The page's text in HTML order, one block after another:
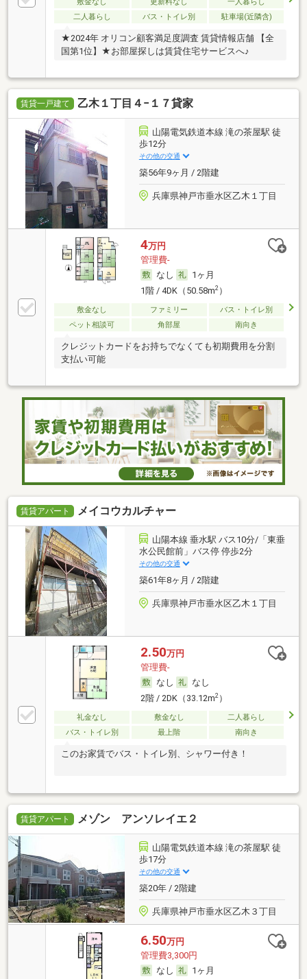
二人暮らし
バス・トイレ別 駐車場(近隣含)
★2024年 オリコン顧客満足度調査 賃貸情報店舗 【全
国第1位】★お部屋探しは賃貸住宅サービスへ♪
賃貸一戸建て 乙木１丁目４−１７貸家
山陽電気鉄道本線 滝の茶屋駅 徒
歩12分
その他の交通
築56年9ヶ月 / 2階建
兵庫県神戸市垂水区乙木１丁目
4万円
管理費-
なし
1ヶ月
1階 / 4DK（50.58m2）
敷金なし ファミリー
バス・トイレ別
ペット相談可
角部屋 南向き
クレジットカードをお持ちでなくても初期費用を分割
支払い可能
賃貸アパート メイコウカルチャー
山陽本線 垂水駅 バス10分/「東垂
水公民館前」バス停 停歩2分
その他の交通
築61年8ヶ月 / 2階建
兵庫県神戸市垂水区乙木１丁目
2.50万円
管理費-
なし
なし
2階 / 2DK（33.12m2）
礼金なし 敷金なし
二人暮らし
バス・トイレ別
最上階 南向き
このお家賃でバス・トイレ別、シャワー付き！
賃貸アパート メゾン アンソレイエ２
山陽電気鉄道本線 滝の茶屋駅 徒
歩17分
その他の交通
築20年 / 2階建
兵庫県神戸市垂水区乙木３丁目
6.50万円
管理費3,300円
なし
1ヶ月